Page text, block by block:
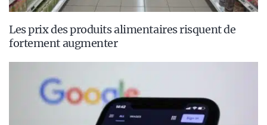
Les prix des produits alimentaires risquent de
fortement augmenter